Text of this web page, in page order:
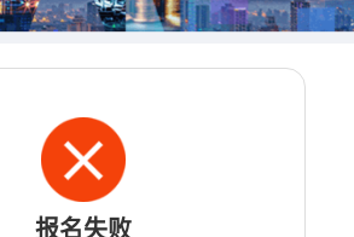
报名失败